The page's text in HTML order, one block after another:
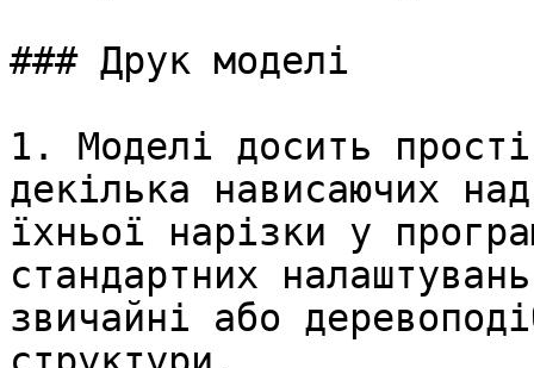
### Друк моделі
1. Моделі досить
декілька нависаючих
їхньої нарізки у
стандартних
звичайні або